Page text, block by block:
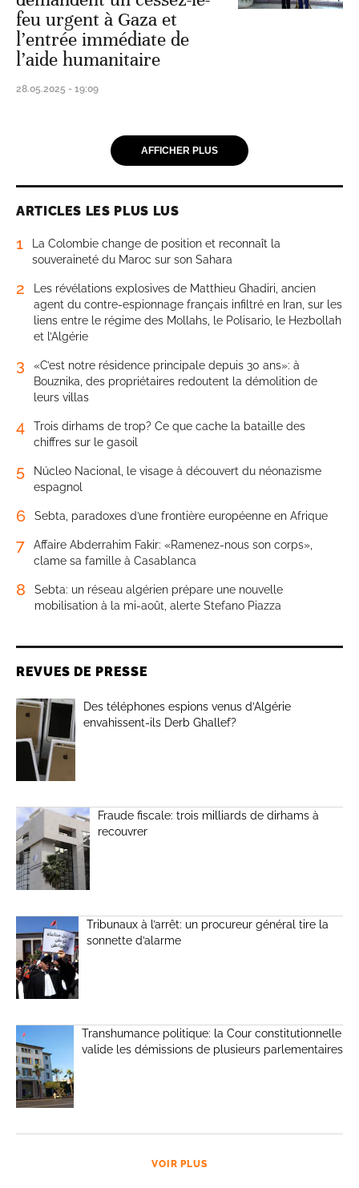
feu urgent à Gaza et
l’entrée immédiate de
l’aide humanitaire
28.05.2025 - 19:09
AFFICHER PLUS
ARTICLES LES PLUS LUS
1
La Colombie change de position et reconnaît la
souveraineté du Maroc sur son Sahara
2
Les révélations explosives de Matthieu Ghadiri, ancien
agent du contre-espionnage français infiltré en Iran, sur les
liens entre le régime des Mollahs, le Polisario, le Hezbollah
et l’Algérie
3
«C’est notre résidence principale depuis 30 ans»: à
Bouznika, des propriétaires redoutent la démolition de
leurs villas
4
Trois dirhams de trop? Ce que cache la bataille des
chiffres sur le gasoil
5
Núcleo Nacional, le visage à découvert du néonazisme
espagnol
6 Sebta, paradoxes d’une frontière européenne en Afrique
7
Affaire Abderrahim Fakir: «Ramenez-nous son corps»,
clame sa famille à Casablanca
8
Sebta: un réseau algérien prépare une nouvelle
mobilisation à la mi-août, alerte Stefano Piazza
REVUES DE PRESSE
Des téléphones espions venus d’Algérie
envahissent-ils Derb Ghallef?
Fraude fiscale: trois milliards de dirhams à
recouvrer
Tribunaux à l’arrêt: un procureur général tire la
sonnette d’alarme
Transhumance politique: la Cour constitutionnelle
valide les démissions de plusieurs parlementaires
VOIR PLUS